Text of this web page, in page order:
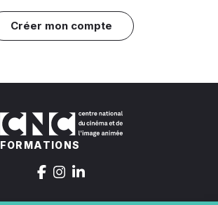
Créer mon compte
FORMATIONS